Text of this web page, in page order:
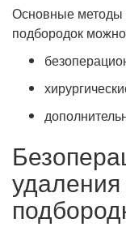
Основные методы
подбородок
удаления